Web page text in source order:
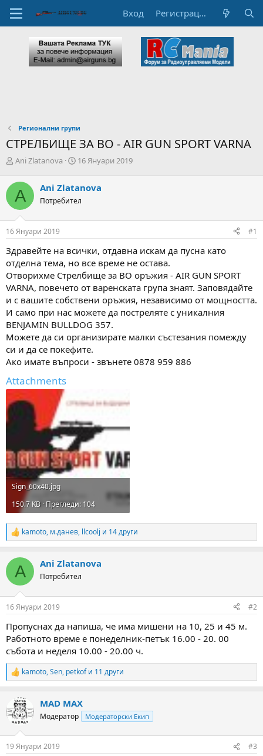
Вход Регистрация
Регионални групи
СТРЕЛБИЩЕ ЗА ВО - AIR GUN SPORT VARNA
А
т
о
р
н
а
т
м
а
т
а
Ani Zlatanova
Н
а
л
а
т
а
16 Януари 2019
A Ani Zlatanova
Потребител
16 Януари 2019 #1
Здравейте на всички, отдавна искам да пусна като
отделна тема, но все време не остава.
Отворихме Стрелбище за ВО оръжия - AIR GUN SPORT
VARNA, повечето от варенската група знаят. Заповядайте
и с вашите собствени оръжия, независимо от мощността.
И само при нас можете да постреляте с уникалния
BENJAMIN BULLDOG 357.
Можете да си организирате малки състезания помежду
си и да се покефите.
Ако имате въпроси - звънете 0878 959 886
Attachments
Sign_60x40.jpg
150.7 KB · Прегледи: 104
R
e
c
i
s
kamoto, м.данев, llcoolj и 14 други
A Ani Zlatanova
Потребител
16 Януари 2019 #2
Пропуснах да напиша, че има мишени на 10, 25 и 45 м.
Работното време е понеделник-петък 16.00 - 20. 00
събота и неделя 10.00 - 20.00 ч.
R
e
t
s
kamoto,Sen, petkofи 11 други
MAD MAX
Модератор Модераторски Екип
19 Януари 2019 #3